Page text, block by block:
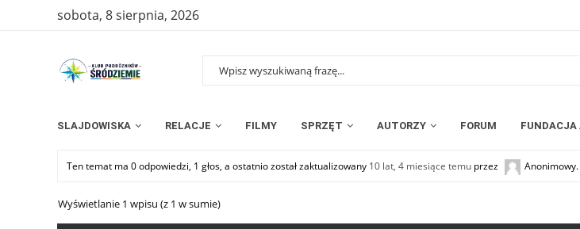
sobota, 8 sierpnia, 2026
SLAJDOWISKA RELACJE FILMY SPRZĘT AUTORZY FORUM FUNDACJA
Ten temat ma 0 odpowiedzi, 1 głos, a ostatnio został zaktualizowany 10 lat, 4 miesiące temu przez Anonimowy.
Wyświetlanie 1 wpisu (z 1 w sumie)